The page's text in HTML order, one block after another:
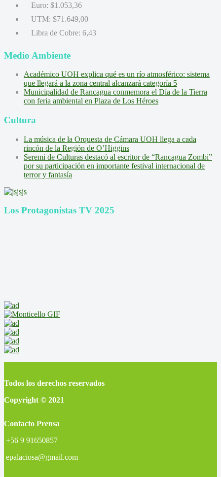
Euro: $1.053,36
UTM: $71.649,00
Libra de Cobre: 6,43
Medio Ambiente
Académico UOH explica qué es un río atmosférico: sistema
que llegará a la zona central alcanzará categoría 5
Municipalidad de Rancagua conmemora el Día de la Tierra
con feria ambiental en Plaza de Los Héroes
Cultura
La música de la Orquesta de Cámara UOH llega a cada
rincón de la Región de O’Higgins
Seremi de Culturas destacó al escritor de “Rancagua Zombi”
por su participación en importante festival internacional de
terror y fantasía
Los Protagonistas TV 2025
Todos los derechos reservados
Copyright © 2021
Contacto Prensa
+56 9 91650857
epalaciosa@gmail.com